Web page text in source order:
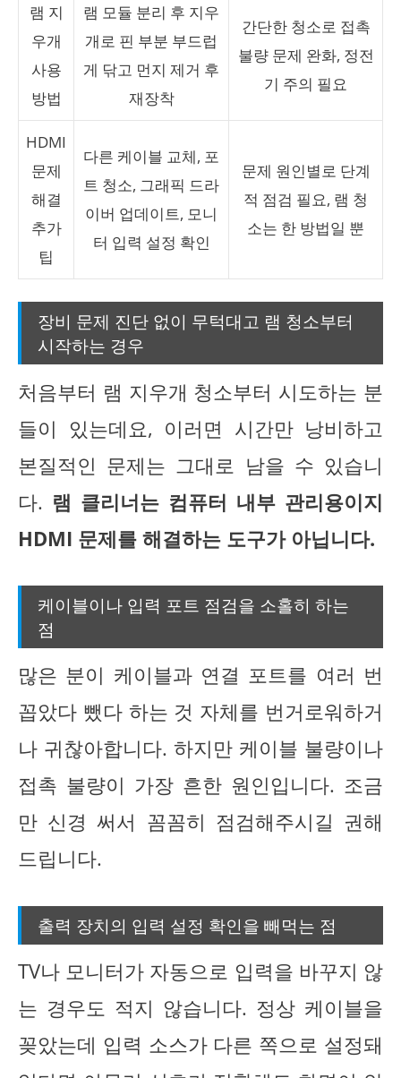
램 지
우개
사용
방법
램 모듈 분리 후 지우
개로 핀 부분 부드럽
게 닦고 먼지 제거 후
재장착
간단한 청소로 접촉
불량 문제 완화, 정전
기 주의 필요
HDMI
문제
해결
추가
팁
다른 케이블 교체, 포
트 청소, 그래픽 드라
이버 업데이트, 모니
터 입력 설정 확인
문제 원인별로 단계
적 점검 필요, 램 청
소는 한 방법일 뿐
장비 문제 진단 없이 무턱대고 램 청소부터
시작하는 경우
처음부터 램 지우개 청소부터 시도하는 분
들이 있는데요, 이러면 시간만 낭비하고
본질적인 문제는 그대로 남을 수 있습니
다. 램 클리너는 컴퓨터 내부 관리용이지
HDMI 문제를 해결하는 도구가 아닙니다.
케이블이나 입력 포트 점검을 소홀히 하는
점
많은 분이 케이블과 연결 포트를 여러 번
꼽았다 뺐다 하는 것 자체를 번거로워하거
나 귀찮아합니다. 하지만 케이블 불량이나
접촉 불량이 가장 흔한 원인입니다. 조금
만 신경 써서 꼼꼼히 점검해주시길 권해
드립니다.
출력 장치의 입력 설정 확인을 빼먹는 점
TV나 모니터가 자동으로 입력을 바꾸지 않
는 경우도 적지 않습니다. 정상 케이블을
꽂았는데 입력 소스가 다른 쪽으로 설정돼